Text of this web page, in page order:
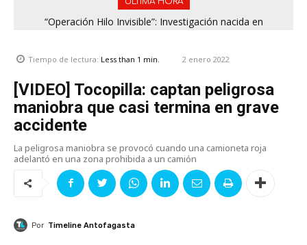
“Operación Hilo Invisible”: Investigación nacida en
Tiempo de lectura: Less than 1 min. 2 enero 2022
[VIDEO] Tocopilla: captan peligrosa
maniobra que casi termina en grave
accidente
La peligrosa maniobra se provocó cuando una camioneta roja
adelantó en una zona prohibida a un camión
Por Timeline Antofagasta